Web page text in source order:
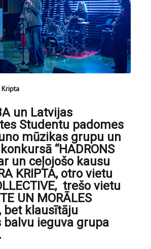
un Latvijas
Studentu padomes
mūzikas grupu un
“HADRONS
un ceļojošo kausu
KRIPTA, otro vietu
trešo vietu
UN MORĀLES
bet klausītāju
ieguva grupa